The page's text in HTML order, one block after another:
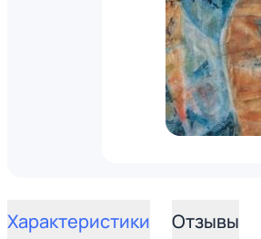
Характеристики Отзывы